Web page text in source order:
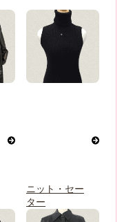
ニット・セー
ター